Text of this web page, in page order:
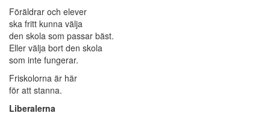
Föräldrar och elever
ska fritt kunna välja
den skola som passar bäst.
Eller välja bort den skola
som inte fungerar.
Friskolorna är här
för att stanna.
Liberalerna